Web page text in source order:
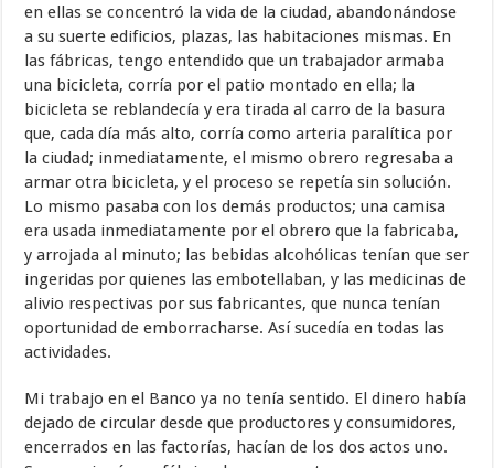
en ellas se concentró la vida de la ciudad, abandonándose
a su suerte edificios, plazas, las habitaciones mismas. En
las fábricas, tengo entendido que un trabajador armaba
una bicicleta, corría por el patio montado en ella; la
bicicleta se reblandecía y era tirada al carro de la basura
que, cada día más alto, corría como arteria paralítica por
la ciudad; inmediatamente, el mismo obrero regresaba a
armar otra bicicleta, y el proceso se repetía sin solución.
Lo mismo pasaba con los demás productos; una camisa
era usada inmediatamente por el obrero que la fabricaba,
y arrojada al minuto; las bebidas alcohólicas tenían que ser
ingeridas por quienes las embotellaban, y las medicinas de
alivio respectivas por sus fabricantes, que nunca tenían
oportunidad de emborracharse. Así sucedía en todas las
actividades.
Mi trabajo en el Banco ya no tenía sentido. El dinero había
dejado de circular desde que productores y consumidores,
encerrados en las factorías, hacían de los dos actos uno.